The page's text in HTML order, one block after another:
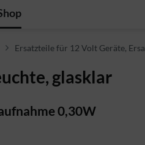
Ersatzteile für 12 Volt Geräte,
glasklar
0,30W